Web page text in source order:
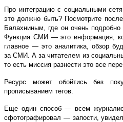
Про интеграцию с социальными
это должно быть? Посмотрите
Балахниным, где он очень подробно
Функция СМИ ― это информация,
главное ― это аналитика, обзор
за СМИ. А за читателем из
то есть миссия разнести это все
Ресурс может обойтись без
прописыванием тегов.
Еще один способ ― всем
сфотографировал — запости,